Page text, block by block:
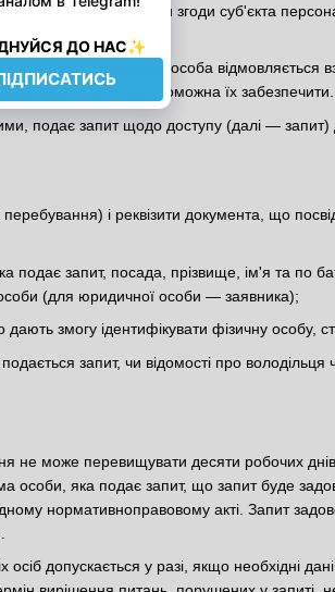
визначається умовами згоди суб'єкта
якщо зазначена особа
даних» або неспроможна їх забезпечити.
подає запит щодо доступу (далі —
і реквізити документа, що
запит, посада, прізвище, ім'я та по
(для юридичної особи — заявника);
змогу ідентифікувати фізичну особу,
запит, чи відомості про
не може перевищувати десяти робочих
особи, яка подає запит, що запит буде
нормативноправовому акті. Запит
допускається у разі, якщо необхідні